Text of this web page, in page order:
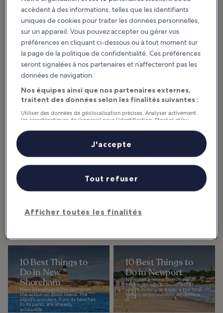
New Shoreham
New Shoreham is an island town in
Rhode Island with only 15.6 square
kilometers of land mass and
surrounded by water, providing
visitors...
Articles à la une et divertissement
Rhode Island : quelles sont les
activités incontournables ?
Afficher plus
10 Must-Visit Small
Towns in Rhode
but it's also full of small towns like
Narragansett and New Shoreham
10 Best Things to
Do in Rhode Island
the rocky beaches and clear, blue
Atlantic waters...
10 Best Things to
Do in New
Shoreham
New Shoreham is the center of
the action on Block Island. The
island's wonders, from its beaches
to its parks, are all easily
accessible...
10 Best Things to
Do in Newport
Newport is home to numerous
exciting things to do, whether
you're looking to explore the local
history, enjoy outdoor adventure,
or...
accèdent à des informations, telles que les identifiants
uniques de cookies pour traiter les données personnelles,
sur un appareil. Vous pouvez accepter ou gérer vos
préférences en cliquant ci-dessous ou à tout moment sur
la page de la politique de confidentialité. Ces préférences
seront signalées à nos partenaires et n’affecteront pas les
données de navigation.
Nos équipes ainsi que nos partenaires externes,
traitent des données selon les finalités suivantes :
Utiliser des données de géolocalisation précises. Analyser activement
les caractéristiques de l’appareil pour l’identification. Stocker et/ou
personnalisés, mesure de performance des publicités et du contenu,
études d’audience et développement de services.
Liste de nos partenaires (fournisseurs)
Afficher toutes les finalités
Tout refuser
J'accepte